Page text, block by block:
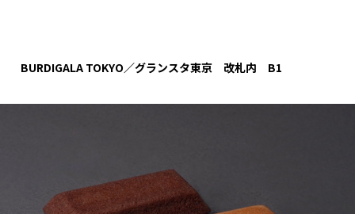
BURDIGALA TOKYO／グランスタ東京 改札内 B1